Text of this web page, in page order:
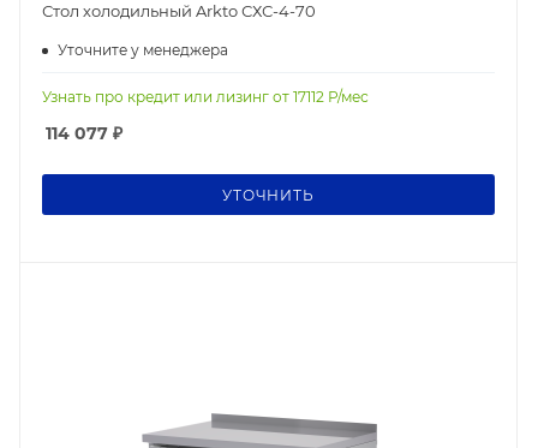
Стол холодильный Arkto СХС-4-70
Уточните у менеджера
Узнать про кредит или лизинг от 17112 Р/мес
114 077 ₽
УТОЧНИТЬ